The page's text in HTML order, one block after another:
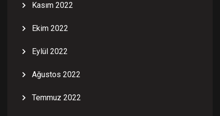
Kasım 2022
Ekim 2022
Eylül 2022
Ağustos 2022
Temmuz 2022